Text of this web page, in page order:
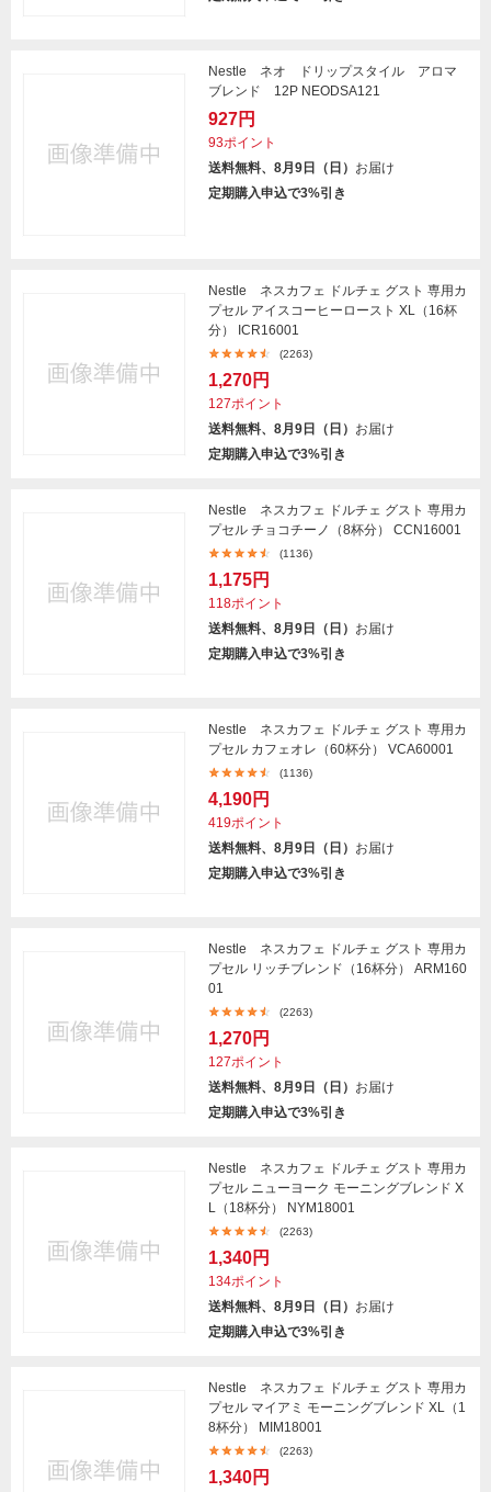
Nestle ネオ ドリップスタイル アロマ
ブレンド 12P NEODSA121
927円
93ポイント
送料無料、8月9日（日） お届け
定期購入申込で3%引き
Nestle ネスカフェ ドルチェ グスト 専用カ
プセル アイスコーヒーロースト XL（16杯
分） ICR16001
(2263)
1,270円
127ポイント
送料無料、8月9日（日） お届け
定期購入申込で3%引き
Nestle ネスカフェ ドルチェ グスト 専用カ
プセル チョコチーノ（8杯分） CCN16001
(1136)
1,175円
118ポイント
送料無料、8月9日（日） お届け
定期購入申込で3%引き
Nestle ネスカフェ ドルチェ グスト 専用カ
プセル カフェオレ（60杯分） VCA60001
(1136)
4,190円
419ポイント
送料無料、8月9日（日） お届け
定期購入申込で3%引き
Nestle ネスカフェ ドルチェ グスト 専用カ
プセル リッチブレンド（16杯分） ARM160
01
(2263)
1,270円
127ポイント
送料無料、8月9日（日） お届け
定期購入申込で3%引き
Nestle ネスカフェ ドルチェ グスト 専用カ
プセル ニューヨーク モーニングブレンド X
L（18杯分） NYM18001
(2263)
1,340円
134ポイント
送料無料、8月9日（日） お届け
定期購入申込で3%引き
Nestle ネスカフェ ドルチェ グスト 専用カ
プセル マイアミ モーニングブレンド XL（1
8杯分） MIM18001
(2263)
1,340円